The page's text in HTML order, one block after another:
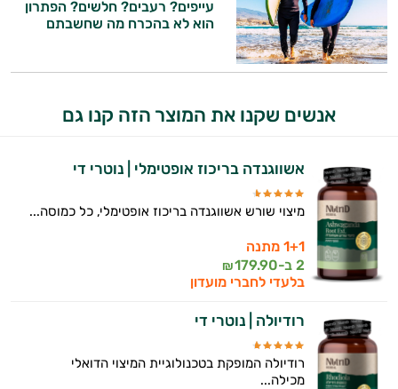
עייפים? רעבים? חלשים? הפתרון
הוא לא בהכרח מה שחשבתם
אנשים שקנו את המוצר הזה קנו גם
אשווגנדה בריכוז אופטימלי | נוטרי די
מיצוי שורש אשווגנדה בריכוז אופטימלי, כל כמוסה...
1+1 מתנה
2 ב-
179.90
₪
בלעדי לחברי מועדון
רודיולה | נוטרי די
רודיולה המופקת בטכנולוגיית המיצוי הדואלי
מכילה...
ותזונת הספורט.
אני כאן כדי לעזור לך להתאים את תוספי
התזונה ומוצרי הבריאות המדויקים למטרות
יום וגם בתחום הכושר והספורט.
המטרה שלי היא להתאים עבורך המלצות
אישיות מבוססות מדעית.
זה הזמן להתחיל. איך אוכל לעזור?